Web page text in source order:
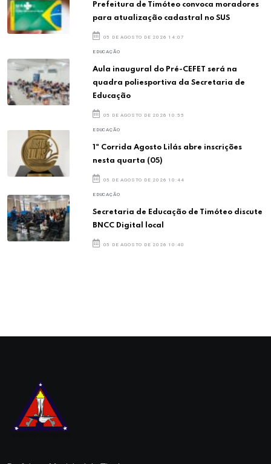
Prefeitura de Timóteo convoca moradores
para atualização cadastral no SUS
05 DE AGOSTO DE 2026 14:07
EDUCAÇÃO
Aula inaugural do Pré-CEFET será na
quadra poliesportiva da Secretaria de
Educação
05 DE AGOSTO DE 2026 10:55
EDUCAÇÃO
1ª Corrida Agosto Lilás abre inscrições
nesta quarta (05)
05 DE AGOSTO DE 2026 10:44
EDUCAÇÃO
Secretaria de Educação de Timóteo discute
BNCC Digital local
05 DE AGOSTO DE 2026 10:40